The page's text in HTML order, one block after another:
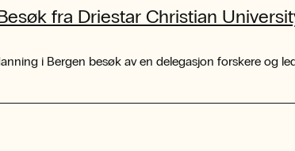
fra Driestar Christian
i Bergen besøk av en delegasjon forskere og